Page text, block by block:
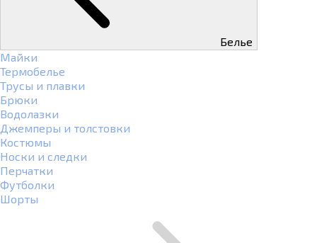
Белье
Майки
Термобелье
Трусы и плавки
Брюки
Водолазки
Джемперы и толстовки
Костюмы
Носки и следки
Перчатки
Футболки
Шорты